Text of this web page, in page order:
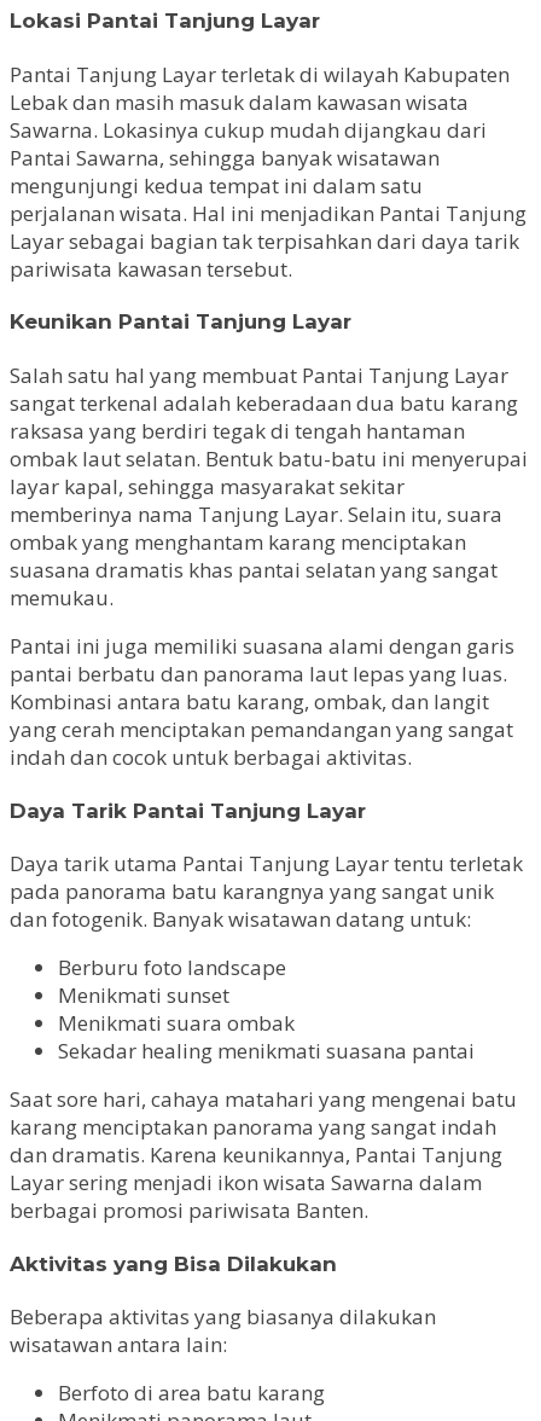
Lokasi Pantai Tanjung Layar
Pantai Tanjung Layar terletak di wilayah Kabupaten
Lebak dan masih masuk dalam kawasan wisata
Sawarna. Lokasinya cukup mudah dijangkau dari
Pantai Sawarna, sehingga banyak wisatawan
mengunjungi kedua tempat ini dalam satu
perjalanan wisata. Hal ini menjadikan Pantai Tanjung
Layar sebagai bagian tak terpisahkan dari daya tarik
pariwisata kawasan tersebut.
Keunikan Pantai Tanjung Layar
Salah satu hal yang membuat Pantai Tanjung Layar
sangat terkenal adalah keberadaan dua batu karang
raksasa yang berdiri tegak di tengah hantaman
ombak laut selatan. Bentuk batu-batu ini menyerupai
layar kapal, sehingga masyarakat sekitar
memberinya nama Tanjung Layar. Selain itu, suara
ombak yang menghantam karang menciptakan
suasana dramatis khas pantai selatan yang sangat
memukau.
Pantai ini juga memiliki suasana alami dengan garis
pantai berbatu dan panorama laut lepas yang luas.
Kombinasi antara batu karang, ombak, dan langit
yang cerah menciptakan pemandangan yang sangat
indah dan cocok untuk berbagai aktivitas.
Daya Tarik Pantai Tanjung Layar
Daya tarik utama Pantai Tanjung Layar tentu terletak
pada panorama batu karangnya yang sangat unik
dan fotogenik. Banyak wisatawan datang untuk:
Berburu foto landscape
Menikmati sunset
Menikmati suara ombak
Sekadar healing menikmati suasana pantai
Saat sore hari, cahaya matahari yang mengenai batu
karang menciptakan panorama yang sangat indah
dan dramatis. Karena keunikannya, Pantai Tanjung
Layar sering menjadi ikon wisata Sawarna dalam
berbagai promosi pariwisata Banten.
Aktivitas yang Bisa Dilakukan
Beberapa aktivitas yang biasanya dilakukan
wisatawan antara lain:
Berfoto di area batu karang